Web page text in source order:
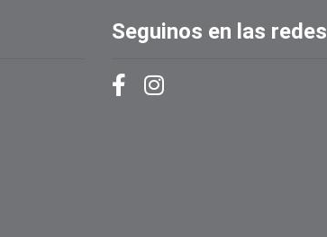
Seguinos en las redes